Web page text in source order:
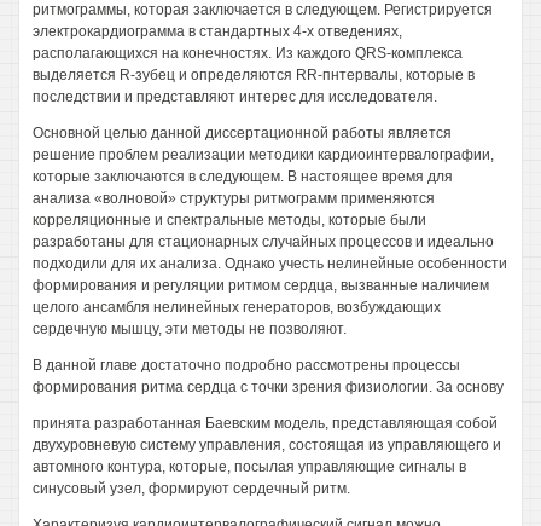
ритмограммы, которая заключается в следующем. Регистрируется
электрокардиограмма в стандартных 4-х отведениях,
располагающихся на конечностях. Из каждого QRS-комплекса
выделяется R-зубец и определяются RR-пнтервалы, которые в
последствии и представляют интерес для исследователя.
Основной целью данной диссертационной работы является
решение проблем реализации методики кардиоинтервалографии,
которые заключаются в следующем. В настоящее время для
анализа «волновой» структуры ритмограмм применяются
корреляционные и спектральные методы, которые были
разработаны для стационарных случайных процессов и идеально
подходили для их анализа. Однако учесть нелинейные особенности
формирования и регуляции ритмом сердца, вызванные наличием
целого ансамбля нелинейных генераторов, возбуждающих
сердечную мышцу, эти методы не позволяют.
В данной главе достаточно подробно рассмотрены процессы
формирования ритма сердца с точки зрения физиологии. За основу
принята разработанная Баевским модель, представляющая собой
двухуровневую систему управления, состоящая из управляющего и
автомного контура, которые, посылая управляющие сигналы в
синусовый узел, формируют сердечный ритм.